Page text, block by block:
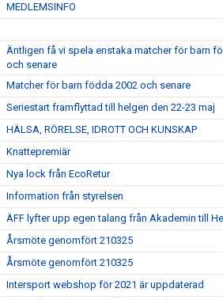
MEDLEMSINFO
Äntligen få vi spela enstaka matcher för barn
och senare
Matcher för barn födda 2002 och senare
Seriestart framflyttad till helgen den 22-23 maj
HÄLSA, RÖRELSE, IDROTT OCH KUNSKAP
Knattepremiär
Nya lock från EcoRetur
Information från styrelsen
ÄFF lyfter upp egen talang från Akademin till
Årsmöte genomfört 210325
Årsmöte genomfört 210325
Intersport webshop för 2021 är uppdaterad